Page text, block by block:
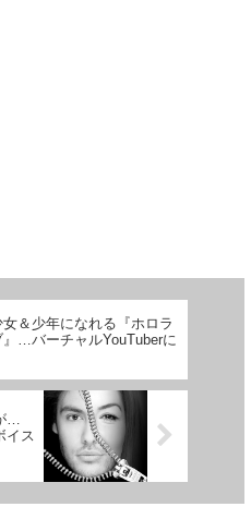
女＆少年になれる『ホロラ
』…バーチャルYouTuberに
…
イス